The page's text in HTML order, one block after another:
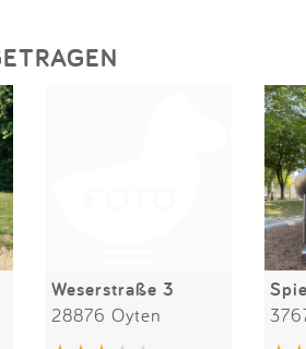
Weserstraße 3
28876 Oyten